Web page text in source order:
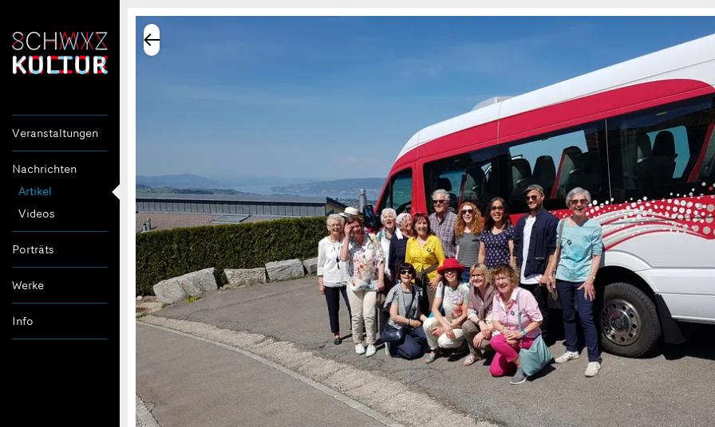
Veranstaltungen
Nachrichten
Artikel
Videos
Porträts
Werke
Info